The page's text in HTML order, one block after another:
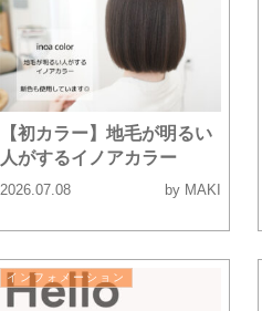
【初カラー】地毛が明るい
人がするイノアカラー
2026.07.08 by MAKI
インフォメーション